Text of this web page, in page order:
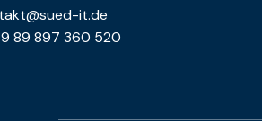
it.de
89 897 360 520